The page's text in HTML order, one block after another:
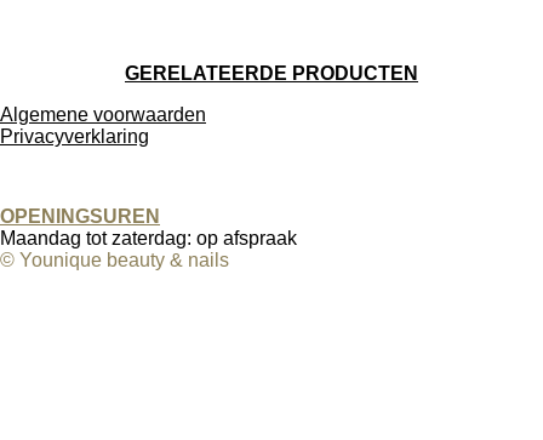
GERELATEERDE PRODUCTEN
Algemene voorwaarden
Privacyverklaring
OPENINGSUREN
Maandag tot zaterdag: op afspraak
© Younique beauty & nails